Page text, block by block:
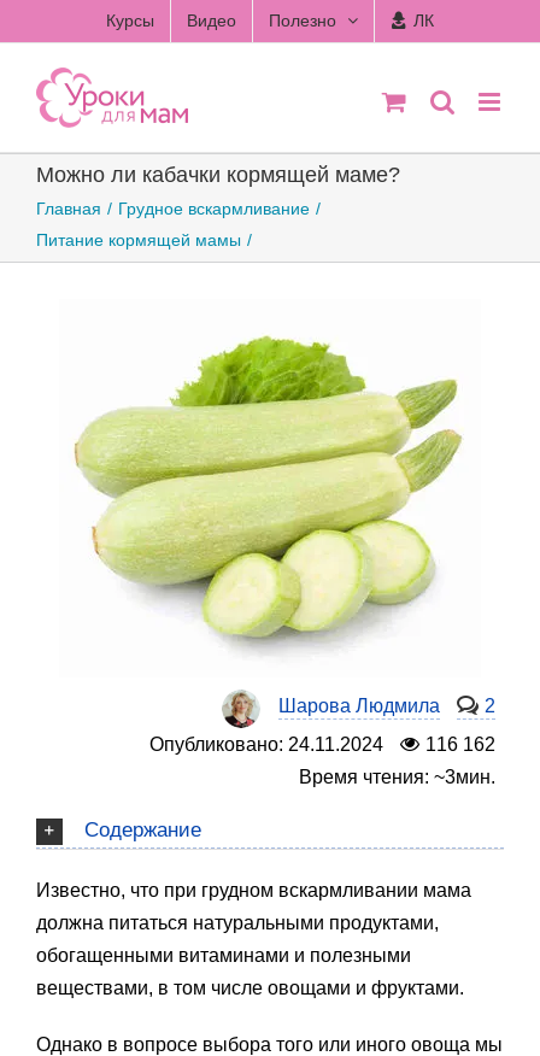
to
content
Курсы Видео Полезно ЛК
Можно ли кабачки кормящей маме?
Главная
Грудное вскармливание
Питание кормящей мамы
Шарова Людмила
2
Опубликовано: 24.11.2024
116 162
Время чтения: ~3мин.
Содержание
Известно, что при грудном вскармливании мама
должна питаться натуральными продуктами,
обогащенными витаминами и полезными
веществами, в том числе овощами и фруктами.
Однако в вопросе выбора того или иного овоща мы